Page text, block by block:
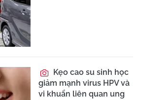
Kẹo cao su sinh học
giảm mạnh virus HPV và
vi khuẩn liên quan ung